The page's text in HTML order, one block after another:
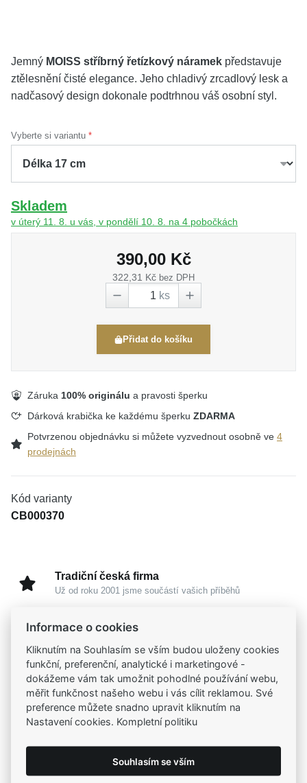
Jemný MOISS stříbrný řetízkový náramek představuje
ztělesnění čisté elegance. Jeho chladivý zrcadlový lesk a
nadčasový design dokonale podtrhnou váš osobní styl.
Vyberte si variantu
Skladem
v úterý 11. 8. u vás, v pondělí 10. 8. na 4 pobočkách
390,00 Kč
322,31 Kč bez DPH
ks
Přidat do košíku
Záruka 100% originálu a pravosti šperku
Dárková krabička ke každému šperku ZDARMA
Potvrzenou objednávku si můžete vyzvednout osobně ve 4
prodejnách
Kód varianty
CB000370
Tradiční česká firma
Už od roku 2001 jsme součástí vašich příběhů
Široký výběr produktů
Na našem e-shopu máte výběr z tisíců šperků
Garance vysoké kvality
Certifikáty původu a kvality k vybraným šperkům
Zastavte se do jedné z našich 4 prodejen
Informace o cookies
Kliknutím na Souhlasím se vším budou uloženy cookies
funkční, preferenční, analytické i marketingové -
dokážeme vám tak umožnit pohodlné používání webu,
měřit funkčnost našeho webu i vás cílit reklamou. Své
preference můžete snadno upravit kliknutím na
Nastavení cookies. Kompletní politiku
Souhlasím se vším